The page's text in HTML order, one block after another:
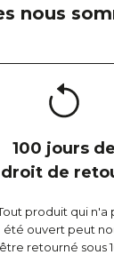
nous
100 jours de
droit de
produit qui n'a
été ouvert peut
être retourné sous